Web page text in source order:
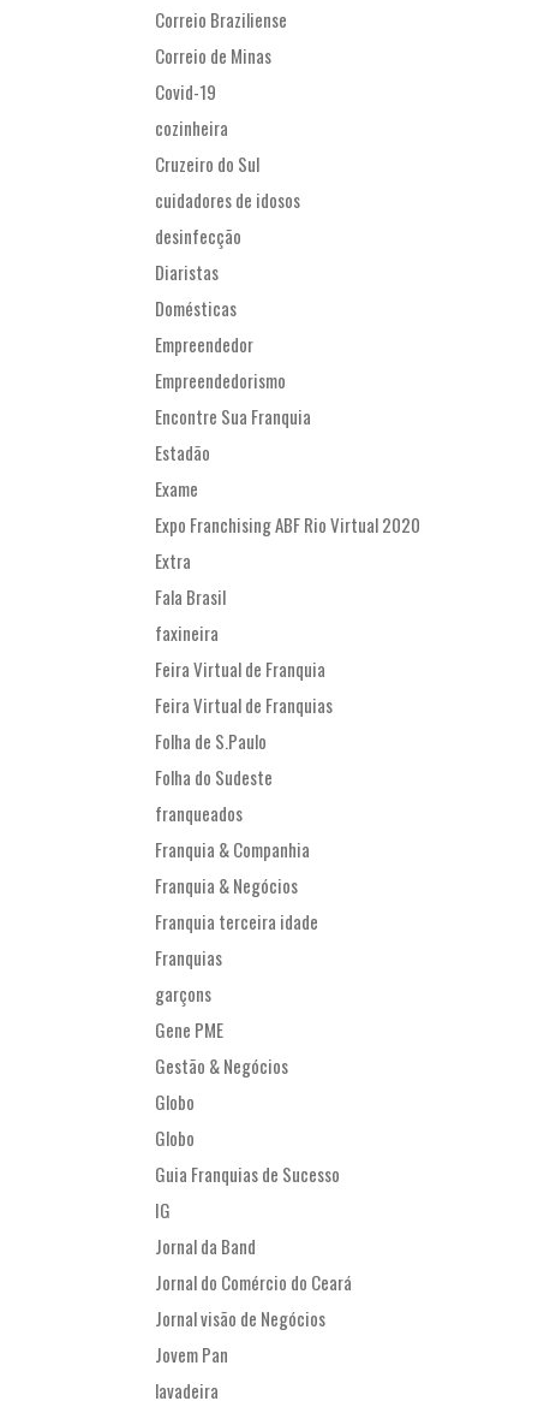
Correio Braziliense
Correio de Minas
Covid-19
cozinheira
Cruzeiro do Sul
cuidadores de idosos
desinfecção
Diaristas
Domésticas
Empreendedor
Empreendedorismo
Encontre Sua Franquia
Estadão
Exame
Expo Franchising ABF Rio Virtual 2020
Extra
Fala Brasil
faxineira
Feira Virtual de Franquia
Feira Virtual de Franquias
Folha de S.Paulo
Folha do Sudeste
franqueados
Franquia & Companhia
Franquia & Negócios
Franquia terceira idade
Franquias
garçons
Gene PME
Gestão & Negócios
Globo
Globo
Guia Franquias de Sucesso
IG
Jornal da Band
Jornal do Comércio do Ceará
Jornal visão de Negócios
Jovem Pan
lavadeira